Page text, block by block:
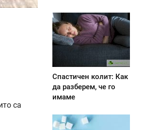
са
Спастичен колит: Как
да разберем, че го
имаме